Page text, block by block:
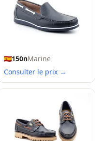
150nMarine
Consulter le prix →